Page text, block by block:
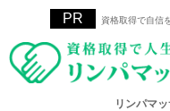
資格取得で自信
リンパマ